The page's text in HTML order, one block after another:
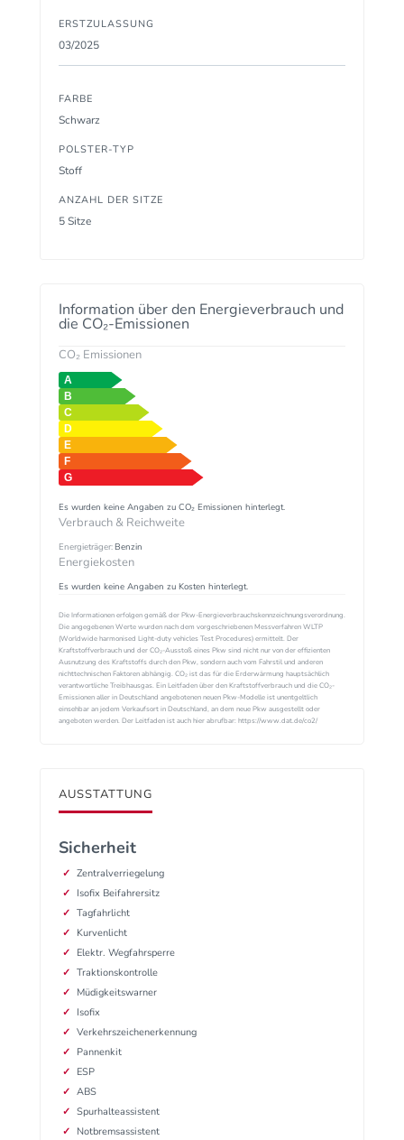
ERSTZULASSUNG
03/2025
FARBE
Schwarz
POLSTER-TYP
Stoff
ANZAHL DER SITZE
5 Sitze
Information über den Energieverbrauch und
die CO₂-Emissionen
CO₂ Emissionen
Es wurden keine Angaben zu CO₂ Emissionen hinterlegt.
Verbrauch & Reichweite
Energieträger:Benzin
Energiekosten
Es wurden keine Angaben zu Kosten hinterlegt.
Die Informationen erfolgen gemäß der Pkw-Energieverbrauchskennzeichnungsverordnung.
Die angegebenen Werte wurden nach dem vorgeschriebenen Messverfahren WLTP
(Worldwide harmonised Light-duty vehicles Test Procedures) ermittelt. Der
Kraftstoffverbrauch und der CO₂-Ausstoß eines Pkw sind nicht nur von der effizienten
Ausnutzung des Kraftstoffs durch den Pkw, sondern auch vom Fahrstil und anderen
nichttechnischen Faktoren abhängig. CO₂ ist das für die Erderwärmung hauptsächlich
verantwortliche Treibhausgas. Ein Leitfaden über den Kraftstoffverbrauch und die CO₂-
Emissionen aller in Deutschland angebotenen neuen Pkw-Modelle ist unentgeltlich
einsehbar an jedem Verkaufsort in Deutschland, an dem neue Pkw ausgestellt oder
angeboten werden. Der Leitfaden ist auch hier abrufbar: https://www.dat.de/co2/
AUSSTATTUNG
Sicherheit
Zentralverriegelung
Isofix Beifahrersitz
Tagfahrlicht
Kurvenlicht
Elektr. Wegfahrsperre
Traktionskontrolle
Müdigkeitswarner
Isofix
Verkehrszeichenerkennung
Pannenkit
ESP
ABS
Spurhalteassistent
Notbremsassistent